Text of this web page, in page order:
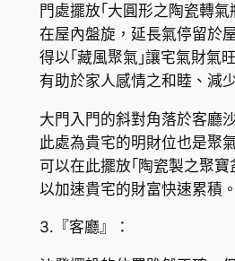
門處擺放｢大圓形之陶瓷轉
在屋內盤旋，延長氣停留於
得以｢藏風聚氣｣讓宅氣財氣
有助於家人感情之和睦、減
大門入門的斜對角落於客廳
此處為貴宅的明財位也是聚
可以在此擺放｢陶瓷製之聚
以加速貴宅的財富快速累積。
3.『客廳』：